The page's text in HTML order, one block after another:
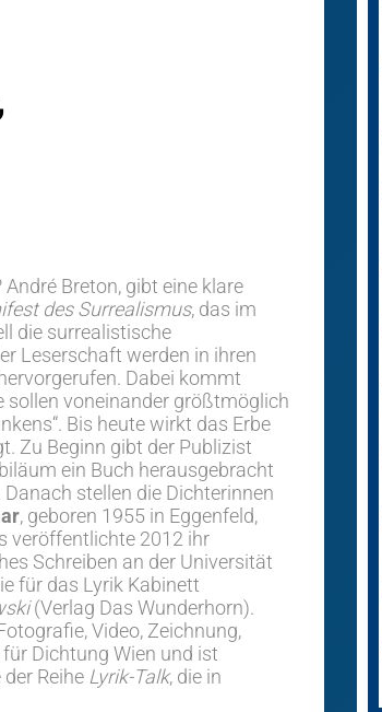
Breton, gibt eine klare
des Surrealismus, das im
die surrealistische
Leserschaft werden in ihren
Dabei kommt
sollen voneinander größtmöglich
Bis heute wirkt das Erbe
Zu Beginn gibt der Publizist
ein Buch herausgebracht
stellen die Dichterinnen
, geboren 1955 in Eggenfeld,
veröffentlichte 2012 ihr
Schreiben an der Universität
für das Lyrik Kabinett
(Verlag Das Wunderhorn).
Video, Zeichnung,
Dichtung Wien und ist
Reihe Lyrik-Talk, die in